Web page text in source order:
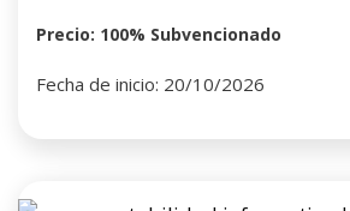
Precio: 100% Subvencionado
Fecha de inicio: 20/10/2026